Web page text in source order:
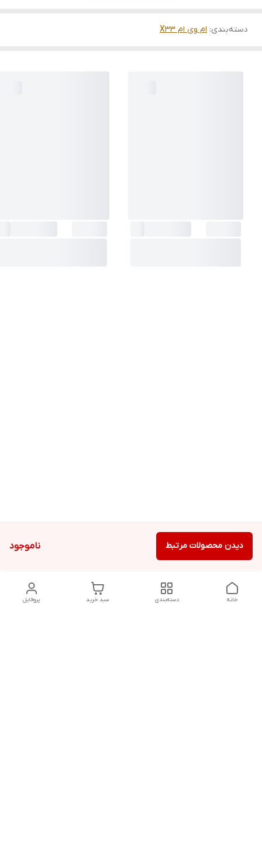
ناموجود دیدن محصولات مرتبط
دسته‌بندی: ام وی ام X33
پروفایل سبد خرید دسته‌بندی خانه